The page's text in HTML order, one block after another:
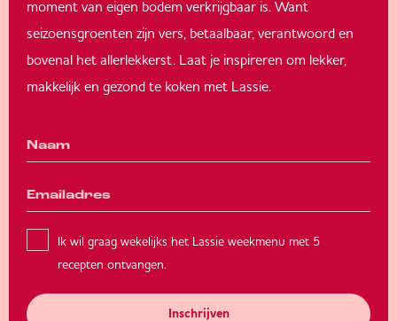
moment van eigen bodem verkrijgbaar is. Want
seizoensgroenten zijn vers, betaalbaar, verantwoord en
bovenal het allerlekkerst. Laat je inspireren om lekker,
makkelijk en gezond te koken met Lassie.
Ik wil graag wekelijks het Lassie weekmenu met 5
recepten ontvangen.
Inschrijven